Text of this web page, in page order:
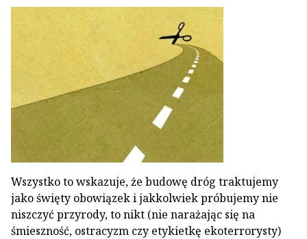
Wszystko to wskazuje, że budowę dróg traktujemy
jako święty obowiązek i jakkolwiek próbujemy nie
niszczyć przyrody, to nikt (nie narażając się na
śmieszność, ostracyzm czy etykietkę ekoterrorysty)